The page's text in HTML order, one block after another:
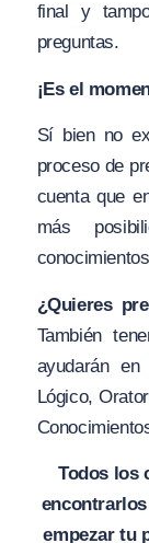
final y
preguntas.
¡Es el
Sí bien no
proceso de
cuenta que
más
¿Quieres
También
ayudarán en
Lógico,
Todos los
empezar tu